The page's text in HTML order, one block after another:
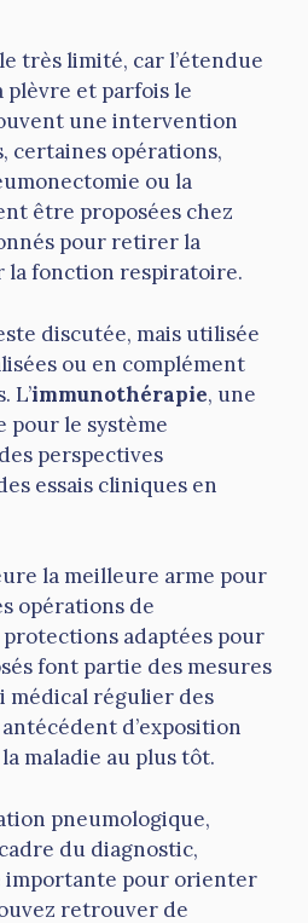
très limité, car l’étendue
plèvre et parfois le
une intervention
certaines opérations,
ou la
être proposées chez
pour retirer la
fonction respiratoire.
discutée, mais utilisée
ou en complément
L’immunothérapie, une
pour le système
perspectives
essais cliniques en
la meilleure arme pour
opérations de
adaptées pour
font partie des mesures
médical régulier des
d’exposition
maladie au plus tôt.
pneumologique,
du diagnostic,
importante pour orienter
retrouver de